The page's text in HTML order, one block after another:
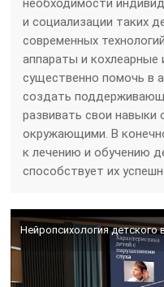
необходимости
и социализации таких
современных
аппараты и
существенно помочь в
создать
развивать свои
окружающими. В
к лечению и обучению
способствует их